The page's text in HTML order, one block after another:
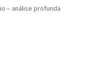
– análise profunda